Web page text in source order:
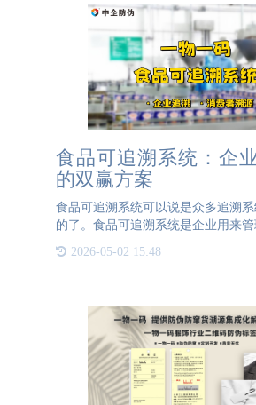
食品可追溯系统：企
的双赢方案
食品可追溯系统可以说是众多追溯
的了。食品可追溯系统是企业用来管
线：食品可追溯系统利用了一物一码
2026-05-02 15:48